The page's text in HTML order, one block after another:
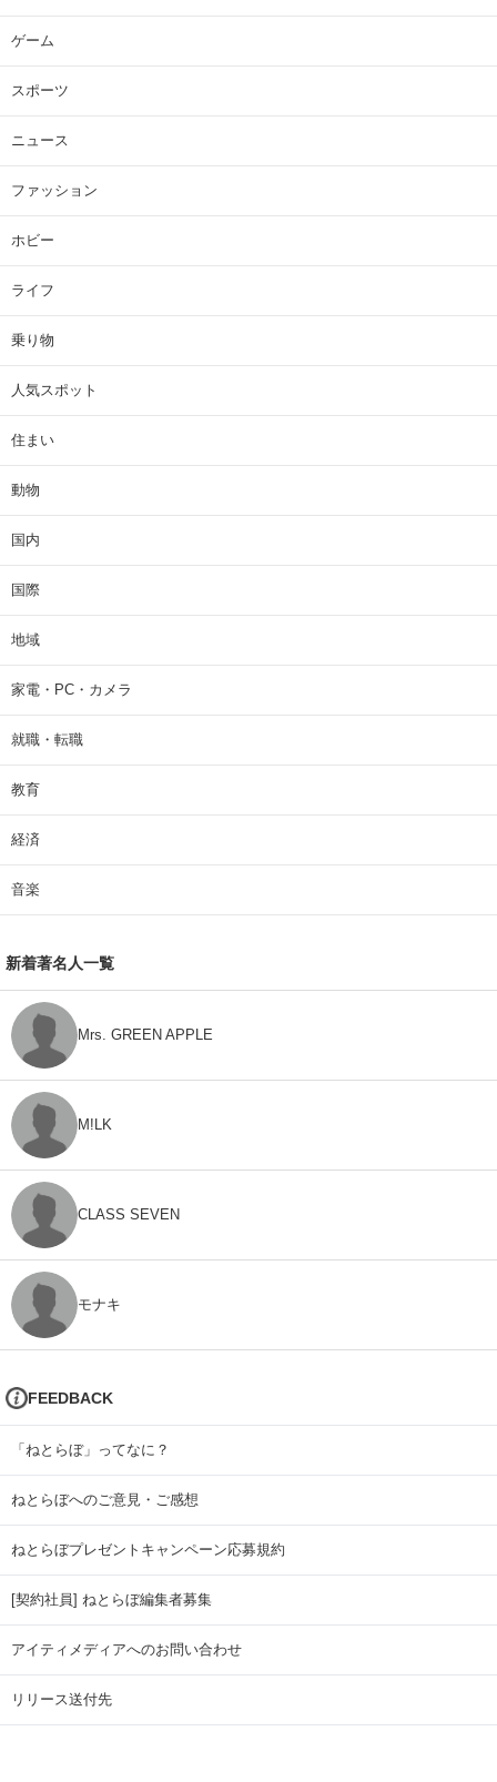
ゲーム
スポーツ
ニュース
ファッション
ホビー
ライフ
乗り物
人気スポット
住まい
動物
国内
国際
地域
家電・PC・カメラ
就職・転職
教育
経済
音楽
新着著名人一覧
Mrs. GREEN APPLE
M!LK
CLASS SEVEN
モナキ
FEEDBACK
「ねとらぼ」ってなに？
ねとらぼへのご意見・ご感想
ねとらぼプレゼントキャンペーン応募規約
[契約社員] ねとらぼ編集者募集
アイティメディアへのお問い合わせ
リリース送付先